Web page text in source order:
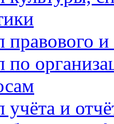
правового
по
учёта и